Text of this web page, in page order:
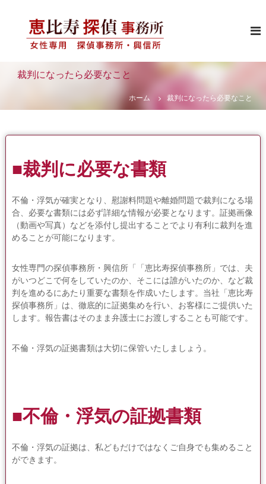
探
偵
務
の
務
興
裁判になったら必要なこと
ホーム 裁判になったら必要なこと
■裁判に必要な書類
不倫・浮気が確実となり、慰謝料問題や離婚問題で裁判になる場
合、必要な書類には必ず詳細な情報が必要となります。証拠画像
（動画や写真）などを添付し提出することでより有利に裁判を進
めることが可能になります。
女性専門の探偵事務所・興信所「「恵比寿探偵事務所」では、夫
がいつどこで何をしていたのか、そこには誰がいたのか、など裁
判を進めるにあたり重要な書類を作成いたします。当社「恵比寿
探偵事務所」は、徹底的に証拠集めを行い、お客様にご提供いた
します。報告書はそのまま弁護士にお渡しすることも可能です。
不倫・浮気の証拠書類は大切に保管いたしましょう。
■不倫・浮気の証拠書類
不倫・浮気の証拠は、私どもだけではなくご自身でも集めること
ができます。